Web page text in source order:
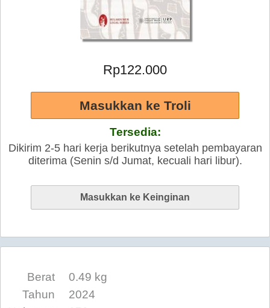
Rp122.000
Tersedia:
Dikirim 2-5 hari kerja berikutnya setelah pembayaran
diterima (Senin s/d Jumat, kecuali hari libur).
Berat
0.49 kg
Tahun
2024